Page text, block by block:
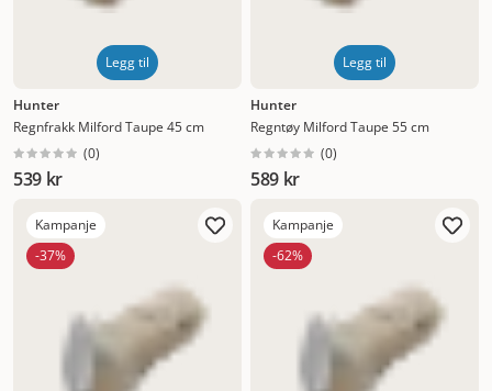
Legg til
Hunter
Regnfrakk Milford Taupe 45 cm
(0)
539 kr
Legg til
Hunter
Regntøy Milford Taupe 55 cm
(0)
589 kr
Kampanje
-37%
Kampanje
-62%